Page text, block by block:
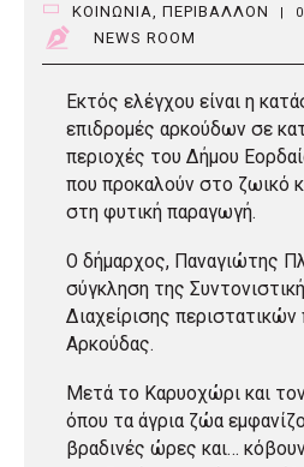
ΚΟΙΝΩΝΙΑ ΠΕΡΙΒΑΛΛΟΝ |
NEWS ROOM
Εκτός ελέγχου είναι η
επιδρομές αρκούδων σε
περιοχές του Δήμου
που προκαλούν στο ζωικό
στη φυτική παραγωγή.
Ο δήμαρχος, Παναγιώτης
σύγκληση της
Διαχείρισης
Αρκούδας.
Μετά το Καρυοχώρι και
όπου τα άγρια ζώα
βραδινές ώρες και…